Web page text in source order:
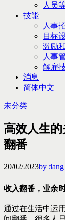
人员
技能
人事
目标
激励
人事
解雇
消息
简体中文
未分类
高效人生
翻番
20/02/2023by dang
收入翻番，业余
通过在生活中运